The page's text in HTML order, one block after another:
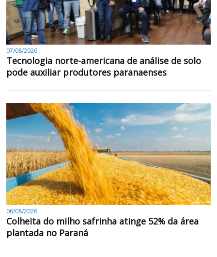
07/08/2026
Tecnologia norte-americana de análise de solo
pode auxiliar produtores paranaenses
06/08/2026
Colheita do milho safrinha atinge 52% da área
plantada no Paraná